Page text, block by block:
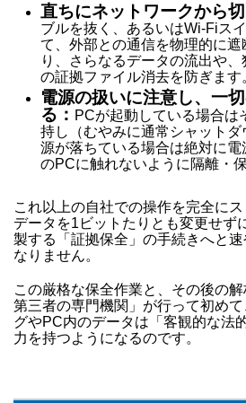
直ちにネットワークから切
ブルを抜く、あるいはWi-Fiス
て、外部との通信を物理的に遮
り、さらなるデータの流出や
の証拠ファイル消去を防ぎます
電源の扱いに注意し、一
る： PCが起動している場合は
持し（むやみに通常シャット
源が落ちている場合は絶対に
のPCに触れないように隔離・保
これ以上の自社での操作を完全に
データを1ビットたりとも変更せず
製する「証拠保全」の手続きへと
なりません。
この厳格な保全作業と、その後の
第三者の専門機関」が行って初め
グやPC内のデータは「客観的な法
力を持つようになるのです。